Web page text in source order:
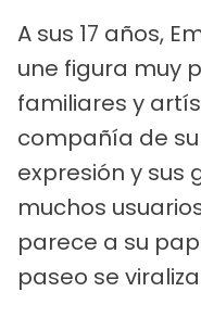
A sus 17 años,
une figura muy
familiares y
compañía de su
expresión y sus
muchos
parece a su
paseo se